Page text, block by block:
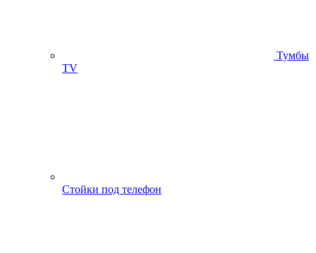
Тумбы
ТV
Стойки под телефон